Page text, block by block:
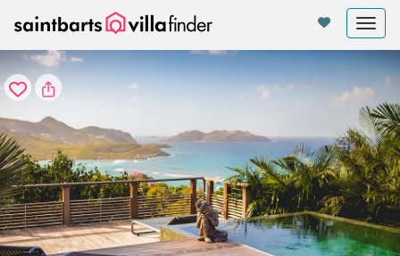
Panel de gestión de cookies